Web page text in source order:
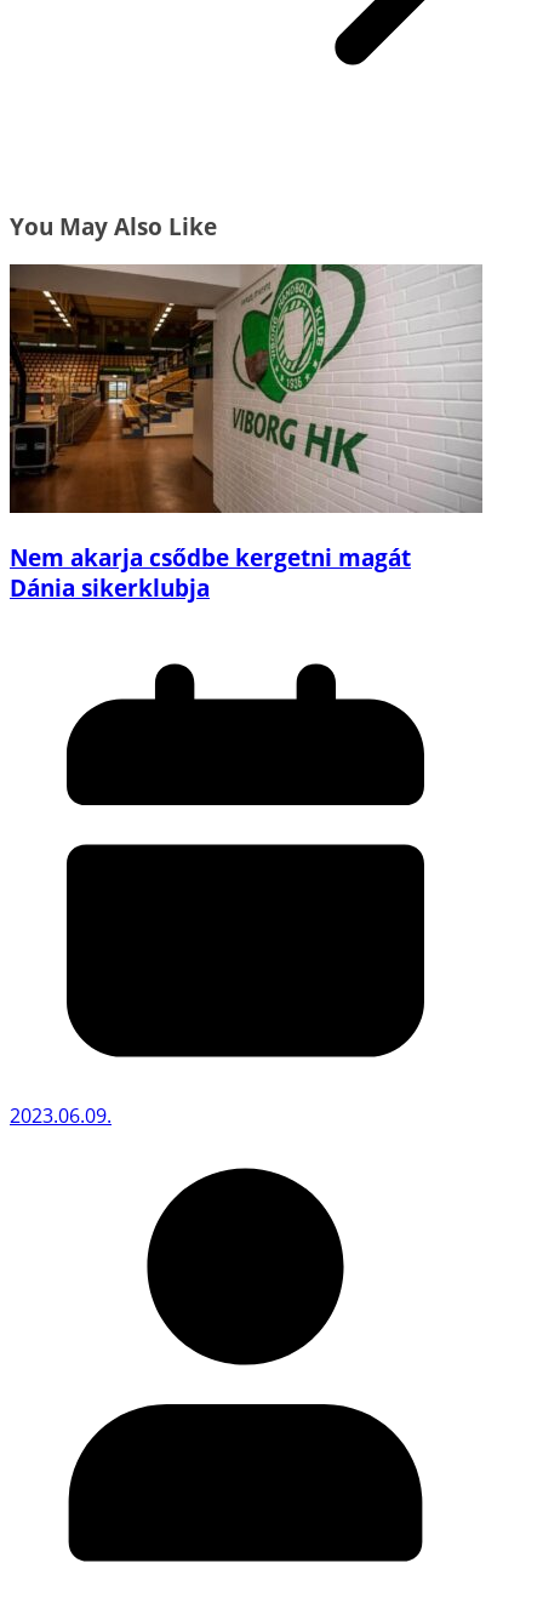
You May Also Like
Nem akarja csődbe kergetni magát
Dánia sikerklubja
2023.06.09.